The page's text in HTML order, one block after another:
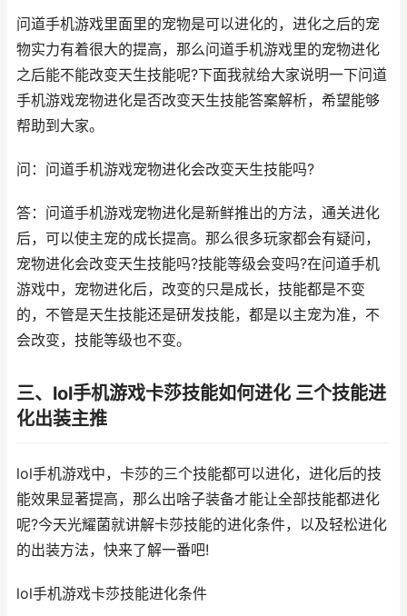
问道手机游戏里面里的宠物是可以进化的，进化之后的宠
物实力有着很大的提高，那么问道手机游戏里的宠物进化
之后能不能改变天生技能呢?下面我就给大家说明一下问道
手机游戏宠物进化是否改变天生技能答案解析，希望能够
帮助到大家。
问：问道手机游戏宠物进化会改变天生技能吗?
答：问道手机游戏宠物进化是新鲜推出的方法，通关进化
后，可以使主宠的成长提高。那么很多玩家都会有疑问，
宠物进化会改变天生技能吗?技能等级会变吗?在问道手机
游戏中，宠物进化后，改变的只是成长，技能都是不变
的，不管是天生技能还是研发技能，都是以主宠为准，不
会改变，技能等级也不变。
三、lol手机游戏卡莎技能如何进化 三个技能进
化出装主推
lol手机游戏中，卡莎的三个技能都可以进化，进化后的技
能效果显著提高，那么出啥子装备才能让全部技能都进化
呢?今天光耀菌就讲解卡莎技能的进化条件，以及轻松进化
的出装方法，快来了解一番吧!
lol手机游戏卡莎技能进化条件